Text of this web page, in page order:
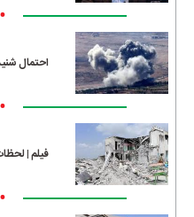
احتمال
فیلم |